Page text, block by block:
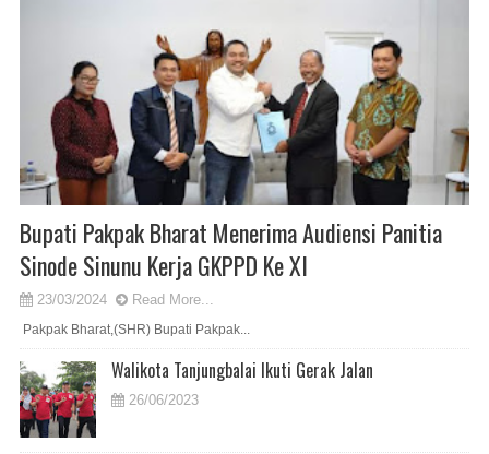
Bupati Pakpak Bharat Menerima Audiensi Panitia
Sinode Sinunu Kerja GKPPD Ke XI
23/03/2024 Read More...
Pakpak Bharat,(SHR) Bupati Pakpak...
Walikota Tanjungbalai Ikuti Gerak Jalan
26/06/2023